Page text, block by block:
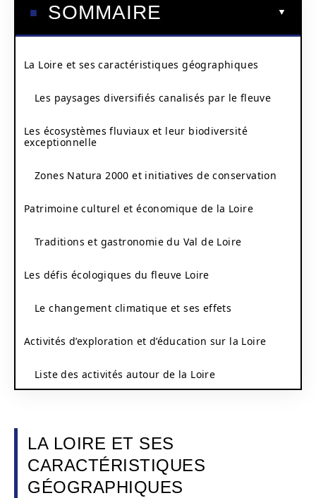
SOMMAIRE
La Loire et ses caractéristiques géographiques
Les paysages diversifiés canalisés par le fleuve
Les écosystèmes fluviaux et leur biodiversité
exceptionnelle
Zones Natura 2000 et initiatives de conservation
Patrimoine culturel et économique de la Loire
Traditions et gastronomie du Val de Loire
Les défis écologiques du fleuve Loire
Le changement climatique et ses effets
Activités d’exploration et d’éducation sur la Loire
Liste des activités autour de la Loire
LA LOIRE ET SES
CARACTÉRISTIQUES
GÉOGRAPHIQUES